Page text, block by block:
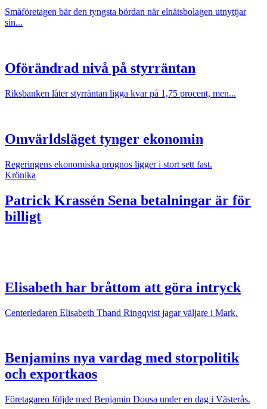
Småföretagen bär den tyngsta bördan när elnätsbolagen utnyttjar
sin...
Oförändrad nivå på styrräntan
Riksbanken låter styrräntan ligga kvar på 1,75 procent, men...
Omvärldsläget tynger ekonomin
Regeringens ekonomiska prognos ligger i stort sett fast.
Krönika
Patrick Krassén Sena betalningar är för
billigt
Elisabeth har bråttom att göra intryck
Centerledaren Elisabeth Thand Ringqvist jagar väljare i Mark.
Benjamins nya vardag med storpolitik
och exportkaos
Företagaren följde med Benjamin Dousa under en dag i Västerås.